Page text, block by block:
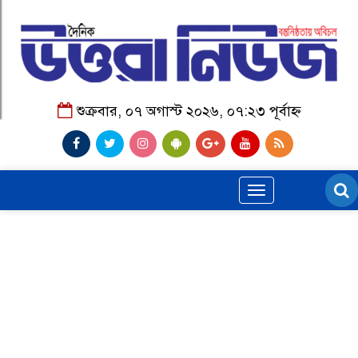
শুক্রবার, ০৭ অগাস্ট ২০২৬, ০৭:২৩ পূর্বাহ্ন
Toggle
navigation